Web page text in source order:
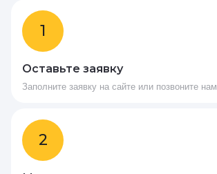
1
Оставьте заявку
Заполните заявку на сайте или позвоните нам
2